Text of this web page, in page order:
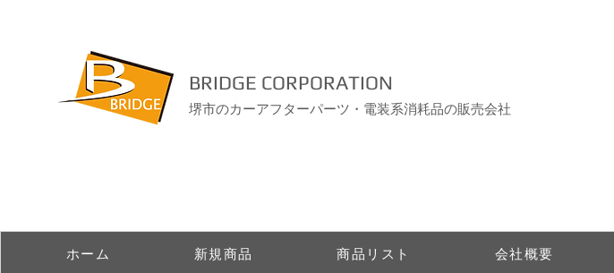
BRIDGE CORPORATION
堺市のカーアフターパーツ・電装系消耗品の販売会社
ホーム 新規商品 商品リスト 会社概要